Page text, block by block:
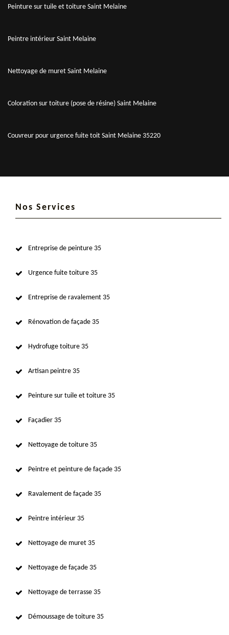
Peinture sur tuile et toiture Saint Melaine
Peintre intérieur Saint Melaine
Nettoyage de muret Saint Melaine
Coloration sur toiture (pose de résine) Saint Melaine
Couvreur pour urgence fuite toit Saint Melaine 35220
Nos Services
Entreprise de peinture 35
Urgence fuite toiture 35
Entreprise de ravalement 35
Rénovation de façade 35
Hydrofuge toiture 35
Artisan peintre 35
Peinture sur tuile et toiture 35
Façadier 35
Nettoyage de toiture 35
Peintre et peinture de façade 35
Ravalement de façade 35
Peintre intérieur 35
Nettoyage de muret 35
Nettoyage de façade 35
Nettoyage de terrasse 35
Démoussage de toiture 35